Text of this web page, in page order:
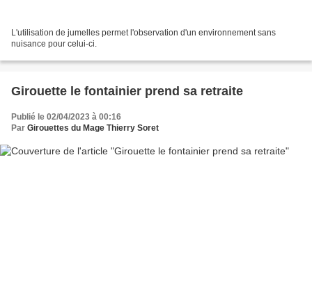
L'utilisation de jumelles permet l'observation d'un environnement sans
nuisance pour celui-ci.
Girouette le fontainier prend sa retraite
Publié le 02/04/2023 à 00:16
Par Girouettes du Mage Thierry Soret